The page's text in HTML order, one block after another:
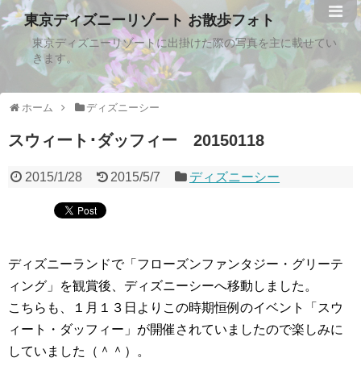
東京ディズニーリゾート お散歩フォト
東京ディズニーリゾートに出掛けた際の写真を主に載せてい
きます。
ホーム ディズニーシー
スウィート･ダッフィー 20150118
2015/1/28 2015/5/7 ディズニーシー
ディズニーランドで「フローズンファンタジー・グリーテ
ィング」を観賞後、ディズニーシーへ移動しました。
こちらも、１月１３日よりこの時期恒例のイベント「スウ
ィート・ダッフィー」が開催されていましたので楽しみに
していました（＾＾）。